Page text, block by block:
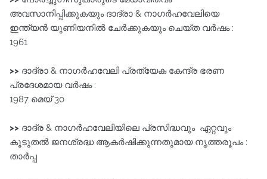
അവസാനിപ്പിക്കുകയും ദാദ്രാ & നാഗർഹവേലിയെ
ഇന്ത്യൻ യുണിയനിൽ ചേർക്കുകയും ചെയ്ത വർഷം :
1961
>> ദാദ്രാ & നാഗർഹവേലി പ്രത്യേക കേന്ദ്ര ഭരണ
പ്രദേശമായ വർഷം :
1987 മെയ്‌ 30
>> ദാദ്ര & നാഗർഹവേലിയിലെ പ്രസിദ്ധവും ഏറ്റവും
കൂടുതൽ ജനശ്രദ്ധ ആകർഷിക്കുന്നതുമായ നൃത്തരൂപം :
താർപ്പ